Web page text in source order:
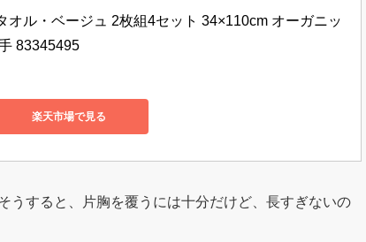
オル・ベージュ 2枚組4セット 34×110cm オーガニッ
83345495
楽天市場で見る
うすると、片胸を覆うには十分だけど、長すぎないの